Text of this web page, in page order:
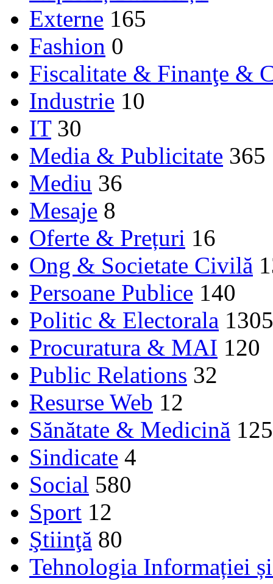
Externe 165
Fashion 0
Fiscalitate & Finanţe &
Industrie 10
IT 30
Media & Publicitate 365
Mediu 36
Mesaje 8
Oferte & Prețuri 16
Ong & Societate Civilă
Persoane Publice 140
Politic & Electorala 1305
Procuratura & MAI 120
Public Relations 32
Resurse Web 12
Sănătate & Medicină 125
Sindicate 4
Social 580
Sport 12
Ştiinţă 80
Tehnologia Informației